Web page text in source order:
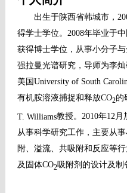
出生于陕西省韩城市，
得学士学位。 2008年毕业于
获得博士学位，从事小分子
强拉曼光谱研究，导师为李
美国 University of South
有机胺溶液捕捉和释放CO2的
T. Williams教授。 2010年12月
从事科学研究工作，主要从
附、溢流、共吸附和反应等
及固体CO2吸附剂的设计及制